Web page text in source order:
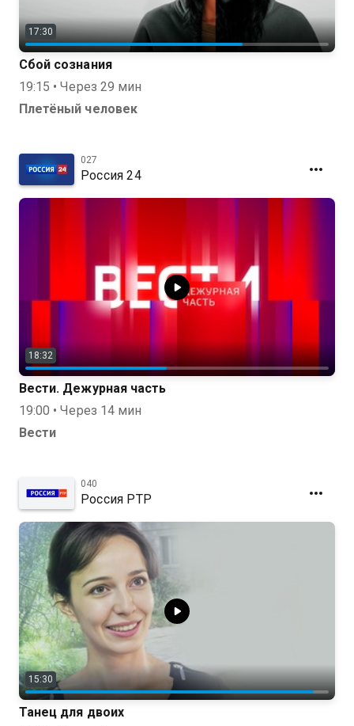
17:30
Сбой сознания
19:15 • Через 29 мин
Плетёный человек
027
Россия 24
18:32
Вести. Дежурная часть
19:00 • Через 14 мин
Вести
040
Россия РТР
15:30
Танец для двоих